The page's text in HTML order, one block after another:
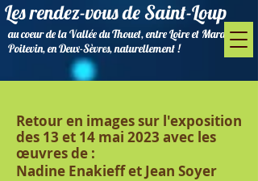
Les rendez-vous de Saint-Loup
au coeur de la Vallée du Thouet, entre Loire et Marais
Poitevin, en Deux-Sèvres, naturellement !
Retour en images sur l'exposition
des 13 et 14 mai 2023 avec les
œuvres de :
Nadine Enakieff et Jean Soyer